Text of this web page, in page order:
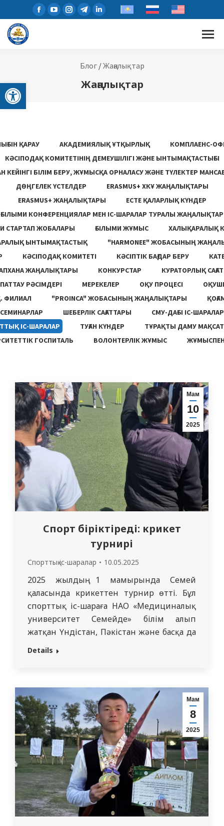
Open toolbar
Блог/Жаңалықтар
Жаңалықтар
ҚАРАУ АКАДЕМИЯЛЫҚ ҰТҚЫРЛЫҚ
КОМПЛАЕНС-
КӘСІПОДАҚ КОМИТЕТІНІҢ ДЕМЕУШІЛІГІ ЖӘНЕ ЫНТЫМАҚТАСТЫҒЫ
КЕЙІНГІ БІЛІМ БЕРУ, ЖҰМЫСҚА ОРНАЛАСУ ЖƏНЕ ТҮЛЕКТЕР
ДӨҢГЕЛЕК ҮСТЕЛДЕР
ERASMUS+ ХКҰ ЖАҢАЛЫҚТАРЫ
ERASMUS+ ЖАҢАЛЫҚТАРЫ
ЕСТЕ ҚАЛАРЛЫҚ КҮНДЕР
ҒЫЛЫМИ КОНФЕРЕНЦИЯЛАР МЕН ІС-ШАРАЛАР ТУРАЛЫ ЖАҢАЛЫҚТАР
СТАРТАП ЖОБАЛАРЫ
ҒЫЛЫМИ ЖҰМЫС
ХАЛЫҚАРАЛЫҚ
ЫНТЫМАҚТАСТЫҚ
"HARMONEE" ЖОБАСЫНЫҢ
КӘСІПОДАҚ КОМИТЕТІ КӘСІПТІК БАҒДАР БЕРУ
ЖАҢАЛЫҚТАРЫ
КОНКУРСТАР
КУРАТОРЛЫҚ
РӘСІМДЕРІ
МЕРЕКЕЛЕР ОҚУ ПРОЦЕСІ
ФИЛИАЛ
"PROINCA" ЖОБАСЫНЫҢ ЖАҢАЛЫҚТАРЫ
СЕМИНАРЛАР
ШЕБЕРЛІК САҒАТТАРЫ
СМУ-ДАҒЫ ІС-ШАРАЛАР
ІС-ШАРАЛАР
ТУҒАН КҮНДЕР
ТҰРАҚТЫ ДАМУ
ГОСПИТАЛЬ
ВОЛОНТЕРЛІК ЖҰМЫС
Мам
10
2025
Спорт біріктіреді: крикет
турнирі
Спорттық іс-шаралар 10.05.2025
2025 жылдың 1 мамырында Семей
қаласында крикеттен турнир өтті. Бұл
спорттық іс-шараға НАО «Медициналық
университет Семейде» білім алып
жатқан Үндістан, Пәкістан және басқа да
елдерден келген шетелдік студенттер
ассистенті Косымбаева Евгения Олеговна
белсенді қатысып, өз бастамасы мен
қолдауын көрсетті. Бұл оның студенттердің
бос уақытын…
Details
Мам
8
2025